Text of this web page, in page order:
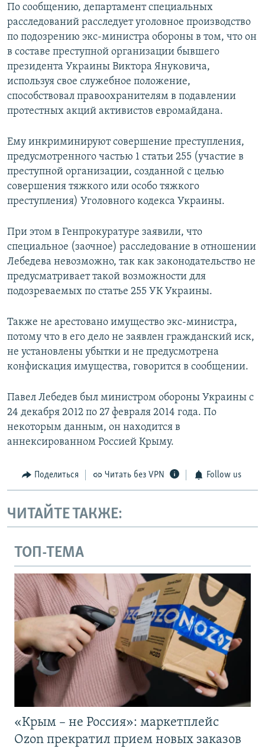
По сообщению, департамент специальных
расследований расследует уголовное производство
по подозрению экс-министра обороны в том, что он
в составе преступной организации бывшего
президента Украины Виктора Януковича,
используя свое служебное положение,
способствовал правоохранителям в подавлении
протестных акций активистов евромайдана.
Ему инкриминируют совершение преступления,
предусмотренного частью 1 статьи 255 (участие в
преступной организации, созданной с целью
совершения тяжкого или особо тяжкого
преступления) Уголовного кодекса Украины.
При этом в Генпрокуратуре заявили, что
специальное (заочное) расследование в отношении
Лебедева невозможно, так как законодательство не
предусматривает такой возможности для
подозреваемых по статье 255 УК Украины.
Также не арестовано имущество экс-министра,
потому что в его дело не заявлен гражданский иск,
не установлены убытки и не предусмотрена
конфискация имущества, говорится в сообщении.
Павел Лебедев был министром обороны Украины с
24 декабря 2012 по 27 февраля 2014 года. По
некоторым данным, он находится в
аннексированном Россией Крыму.
Поделиться Читать без VPN Follow us
ЧИТАЙТЕ ТАКЖЕ:
ТОП-ТЕМА
«Крым – не Россия»: маркетплейс
Ozon прекратил прием новых заказов